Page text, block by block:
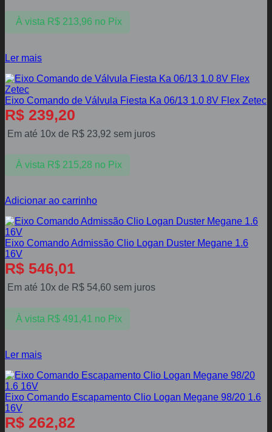
À vista R$213,96 no Pix
Ler mais
Eixo Comando de Válvula Fiesta Ka 06/13 1.0 8V Flex Zetec
R$ 239,20
Em até 10x de R$ 23,92 sem juros
À vista R$215,28 no Pix
Adicionar ao carrinho
Eixo Comando Admissão Clio Logan Duster Megane 1.6
16V
R$ 546,01
Em até 10x de R$ 54,60 sem juros
À vista R$491,41 no Pix
Ler mais
Eixo Comando Escapamento Clio Logan Megane 98/20 1.6
16V
R$ 262,82